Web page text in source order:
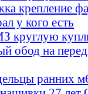
крепление
у кого есть
круглую
обод на
ранних